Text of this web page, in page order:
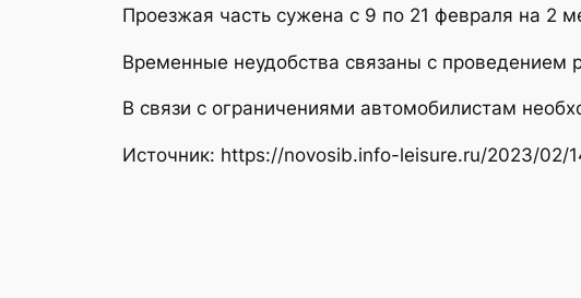
Проезжая часть сужена с 9 по 21 февраля на 2
Временные неудобства связаны с проведением
В связи с ограничениями автомобилистам
Источник: https://novosib.info-leisure.ru/2023/